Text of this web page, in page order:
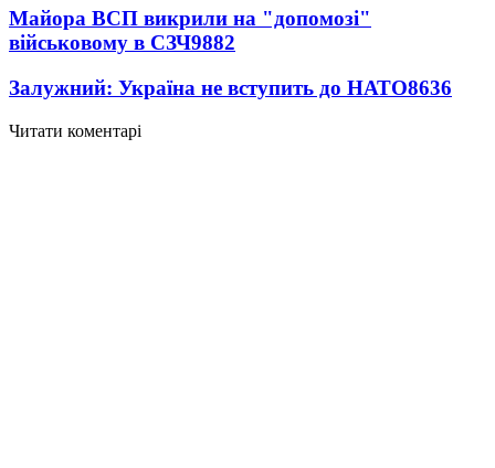
Майора ВСП викрили на "допомозі"
військовому в СЗЧ9882
Залужний: Україна не вступить до НАТО8636
Читати коментарі